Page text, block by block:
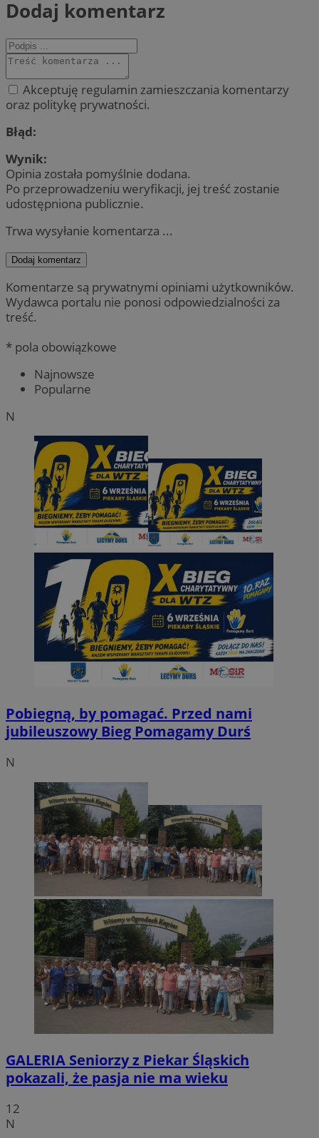
Dodaj komentarz
Akceptuję regulamin zamieszczania komentarzy
oraz politykę prywatności.
Błąd:
Wynik:
Opinia została pomyślnie dodana.
Po przeprowadzeniu weryfikacji, jej treść zostanie
udostępniona publicznie.
Trwa wysyłanie komentarza ...
Dodaj komentarz
Komentarze są prywatnymi opiniami użytkowników.
Wydawca portalu nie ponosi odpowiedzialności za
treść.
* pola obowiązkowe
Najnowsze
Popularne
N
Pobiegną, by pomagać. Przed nami
jubileuszowy Bieg Pomagamy Durś
N
GALERIA Seniorzy z Piekar Śląskich
pokazali, że pasja nie ma wieku
12
N